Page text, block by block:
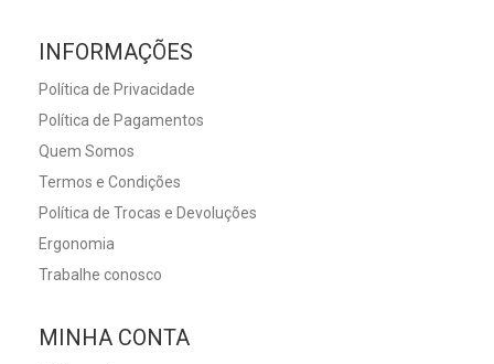
INFORMAÇÕES
Política de Privacidade
Política de Pagamentos
Quem Somos
Termos e Condições
Política de Trocas e Devoluções
Ergonomia
Trabalhe conosco
MINHA CONTA